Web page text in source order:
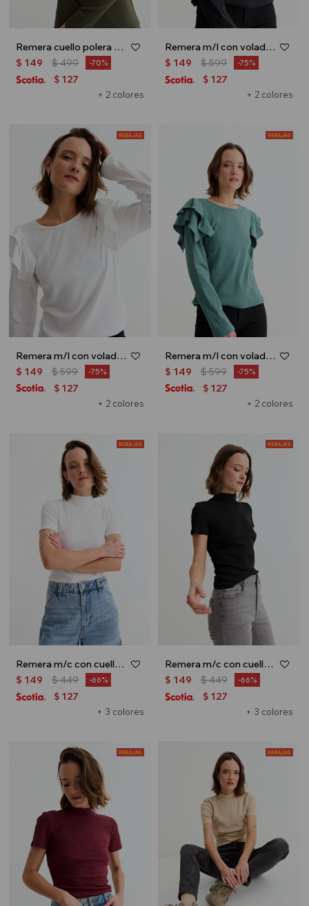
Remera cuello polera m/l básica - Verde oliva
+ 2 colores
$ 149 $499 70
$ 127
Remera m/l con volados en hombro - Negro
+ 2 colores
$ 149 $599 75
$ 127
Remera m/l con volados en hombro - Crudo
+ 2 colores
$ 149 $599 75
$ 127
Remera m/l con volados en hombro - Petroleo
+ 2 colores
$ 149 $599 75
$ 127
Remera m/c con cuello media polera - Blanco
+ 3 colores
$ 149 $449 66
$ 127
Remera m/c con cuello media polera - Negro
+ 3 colores
$ 149 $449 66
$ 127